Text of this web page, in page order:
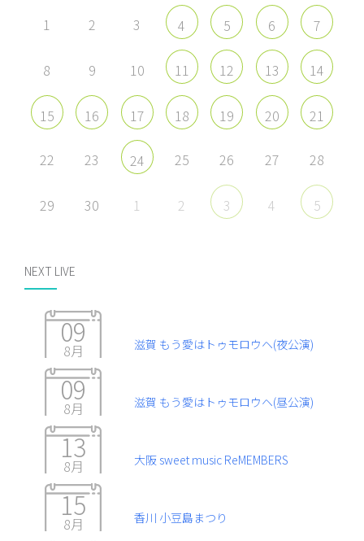
1 2 3 4 5 6 7
8 9 10 11 12 13 14
15 16 17 18 19 20 21
22 23 24 25 26 27 28
29 30 1 2 3 4 5
NEXT LIVE
09
8月 滋賀 もう愛はトゥモロウヘ(夜公演)
09
8月 滋賀 もう愛はトゥモロウヘ(昼公演)
13
8月 大阪 sweet music ReMEMBERS
15
8月 香川 小豆島まつり